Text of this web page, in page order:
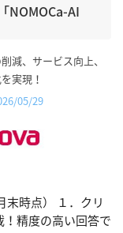
NOMOCa-AI
減、サービス向上、
実現！
05/29
時点） １．クリ
精度の高い回答で